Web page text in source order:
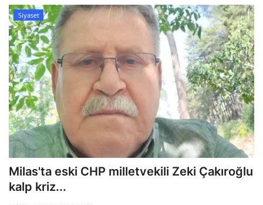
Siyaset
Milas'ta eski CHP milletvekili Zeki Çakıroğlu
kalp kriz...